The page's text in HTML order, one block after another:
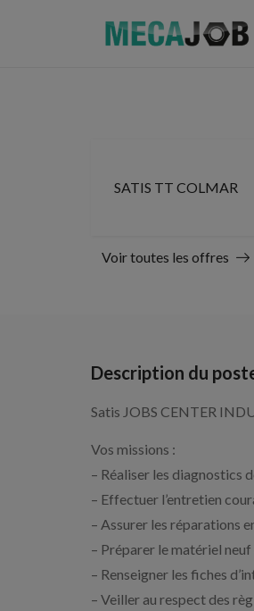
SATIS TT COLMAR
Voir toutes les offres
Description du
Satis JOBS CENTER
Vos missions :
– Réaliser les diagnostics
– Effectuer l’entretien
– Assurer les réparations
– Préparer le matériel
– Renseigner les fiches
– Veiller au respect des